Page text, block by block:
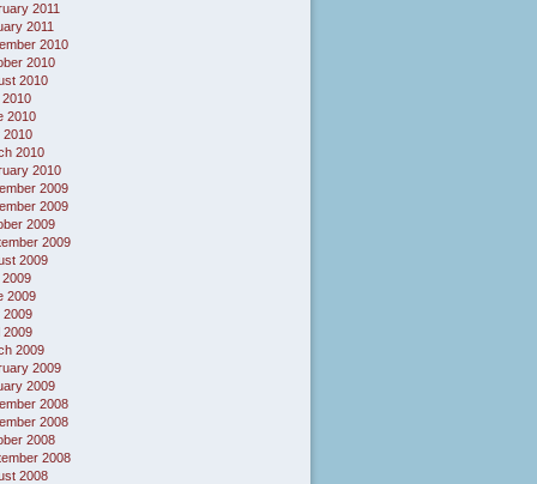
2011
2011
2010
2010
2010
2010
2010
2010
2010
2009
2009
2009
2009
2009
2009
2009
2009
2009
2009
2009
2008
2008
2008
2008
2008